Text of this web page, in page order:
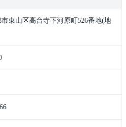
東山区高台寺下河原町526番地(地